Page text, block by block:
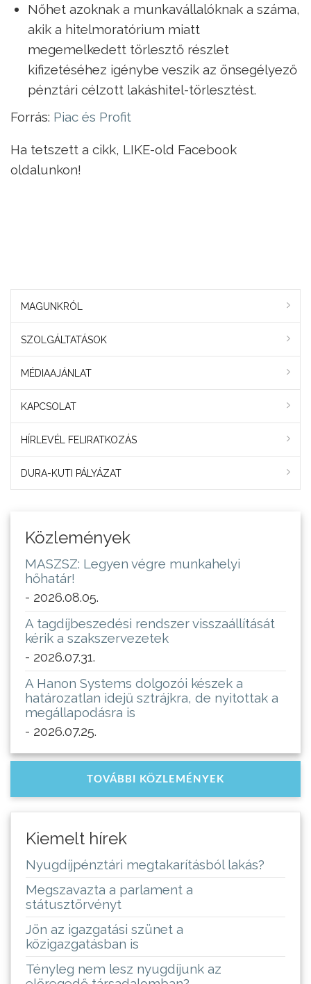
Nőhet azoknak a munkavállalóknak a száma,
akik a hitelmoratórium miatt
megemelkedett törlesztő részlet
kifizetéséhez igénybe veszik az önsegélyező
pénztári célzott lakáshitel-törlesztést.
Forrás: Piac és Profit
Ha tetszett a cikk, LIKE-old Facebook
oldalunkon!
MAGUNKRÓL
SZOLGÁLTATÁSOK
MÉDIAAJÁNLAT
KAPCSOLAT
HÍRLEVÉL FELIRATKOZÁS
DURA-KUTI PÁLYÁZAT
Közlemények
MASZSZ: Legyen végre munkahelyi
hőhatár!
- 2026.08.05.
A tagdíjbeszedési rendszer visszaállítását
kérik a szakszervezetek
- 2026.07.31.
A Hanon Systems dolgozói készek a
határozatlan idejű sztrájkra, de nyitottak a
megállapodásra is
- 2026.07.25.
TOVÁBBI KÖZLEMÉNYEK
Kiemelt hírek
Nyugdíjpénztári megtakarításból lakás?
Megszavazta a parlament a
státusztörvényt
Jön az igazgatási szünet a
közigazgatásban is
Tényleg nem lesz nyugdíjunk az